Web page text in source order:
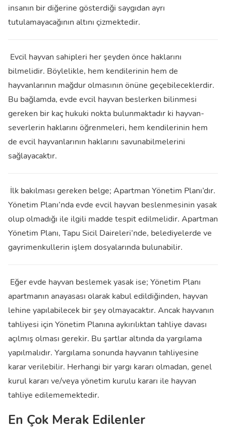
insanın bir diğerine gösterdiği saygıdan ayrı
tutulamayacağının altını çizmektedir.
Evcil hayvan sahipleri her şeyden önce haklarını
bilmelidir. Böylelikle, hem kendilerinin hem de
hayvanlarının mağdur olmasının önüne geçebileceklerdir.
Bu bağlamda, evde evcil hayvan beslerken bilinmesi
gereken bir kaç hukuki nokta bulunmaktadır ki hayvan-
severlerin haklarını öğrenmeleri, hem kendilerinin hem
de evcil hayvanlarının haklarını savunabilmelerini
sağlayacaktır.
İlk bakılması gereken belge; Apartman Yönetim Planı’dır.
Yönetim Planı’nda evde evcil hayvan beslenmesinin yasak
olup olmadığı ile ilgili madde tespit edilmelidir. Apartman
Yönetim Planı, Tapu Sicil Daireleri’nde, belediyelerde ve
gayrimenkullerin işlem dosyalarında bulunabilir.
Eğer evde hayvan beslemek yasak ise; Yönetim Planı
apartmanın anayasası olarak kabul edildiğinden, hayvan
lehine yapılabilecek bir şey olmayacaktır. Ancak hayvanın
tahliyesi için Yönetim Planına aykırılıktan tahliye davası
açılmış olması gerekir. Bu şartlar altında da yargılama
yapılmalıdır. Yargılama sonunda hayvanın tahliyesine
karar verilebilir. Herhangi bir yargı kararı olmadan, genel
kurul kararı ve/veya yönetim kurulu kararı ile hayvan
tahliye edilememektedir.
En Çok Merak Edilenler